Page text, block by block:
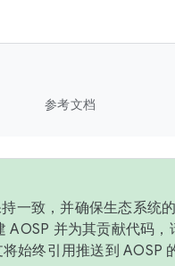
参考文档
一致，并确保生态系统
AOSP 并为其贡献代码，
始终引用推送到 AOSP